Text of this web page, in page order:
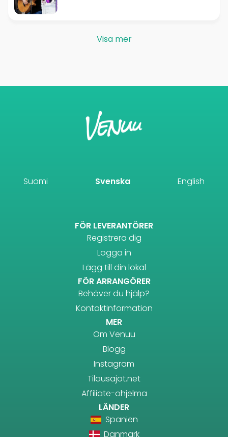
Visa mer
Suomi Svenska English
FÖR LEVERANTÖRER
Registrera dig
Logga in
Lägg till din lokal
FÖR ARRANGÖRER
Behöver du hjälp?
Kontaktinformation
MER
Om Venuu
Blogg
Instagram
Tilausajot.net
Affiliate-ohjelma
LÄNDER
Spanien
Danmark